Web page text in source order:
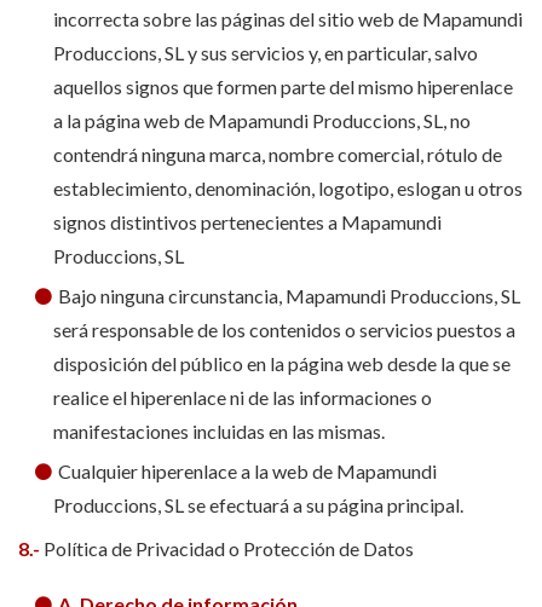
incorrecta sobre las páginas del sitio web de Mapamundi
Produccions, SL y sus servicios y, en particular, salvo
aquellos signos que formen parte del mismo hiperenlace
a la página web de Mapamundi Produccions, SL, no
contendrá ninguna marca, nombre comercial, rótulo de
establecimiento, denominación, logotipo, eslogan u otros
signos distintivos pertenecientes a Mapamundi
Produccions, SL
Bajo ninguna circunstancia, Mapamundi Produccions, SL
será responsable de los contenidos o servicios puestos a
disposición del público en la página web desde la que se
realice el hiperenlace ni de las informaciones o
manifestaciones incluidas en las mismas.
Cualquier hiperenlace a la web de Mapamundi
Produccions, SL se efectuará a su página principal.
8.- Política de Privacidad o Protección de Datos